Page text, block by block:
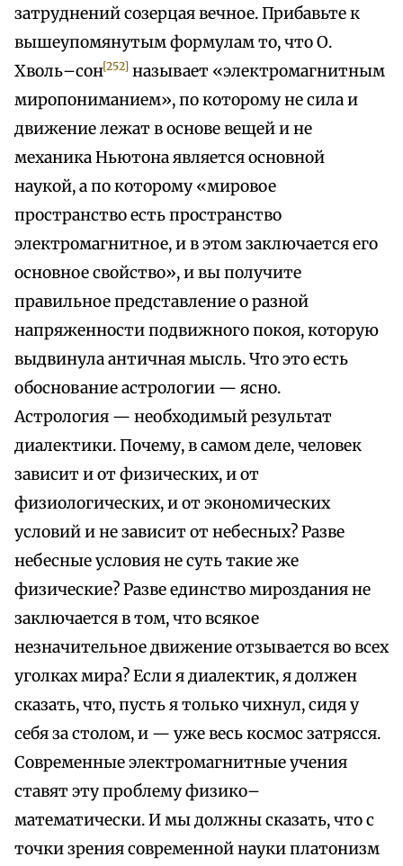
затруднений созерцая вечное. Прибавьте к
вышеупомянутым формулам то, что О.
Хволь–сон[252] называет «электромагнитным
миропониманием», по которому не сила и
движение лежат в основе вещей и не
механика Ньютона является основной
наукой, а по которому «мировое
пространство есть пространство
электромагнитное, и в этом заключается его
основное свойство», и вы получите
правильное представление о разной
напряженности подвижного покоя, которую
выдвинула античная мысль. Что это есть
обоснование астрологии — ясно.
Астрология — необходимый результат
диалектики. Почему, в самом деле, человек
зависит и от физических, и от
физиологических, и от экономических
условий и не зависит от небесных? Разве
небесные условия не суть такие же
физические? Разве единство мироздания не
заключается в том, что всякое
незначительное движение отзывается во всех
уголках мира? Если я диалектик, я должен
сказать, что, пусть я только чихнул, сидя у
себя за столом, и — уже весь космос затрясся.
Современные электромагнитные учения
ставят эту проблему физико–
математически. И мы должны сказать, что с
точки зрения современной науки платонизм